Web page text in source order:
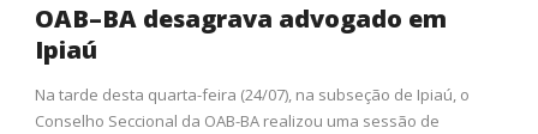
OAB–BA desagrava advogado em
Ipiaú
Na tarde desta quarta-feira (24/07), na subseção de Ipiaú, o
Conselho Seccional da OAB-BA realizou uma sessão de